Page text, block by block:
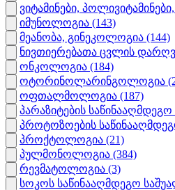
ვიტამინები,
იმუნოლოგია (143)
მეანობა, გინეკოლოგია (144)
ნივთიერებათა ცვლის
ონკოლოგია (184)
ოტორინოლარინგოლოგია
ოფთალმოლოგია (187)
პარაზიტების საწინააღმდეგო
პროტოზოების
პროქტოლოგია (21)
პულმონოლოგია (384)
რევმატოლოგია (3)
სოკოს საწინააღმდეგო